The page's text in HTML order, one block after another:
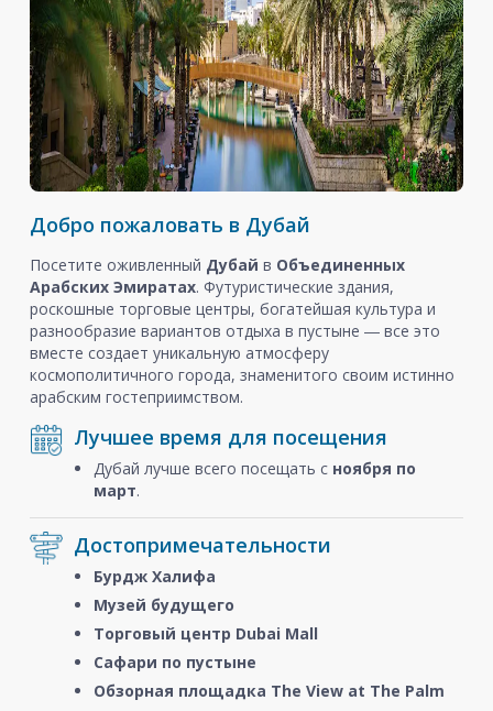
Добро пожаловать в Дубай
Посетите оживленный Дубай в Объединенных
Арабских Эмиратах. Футуристические здания,
роскошные торговые центры, богатейшая культура и
разнообразие вариантов отдыха в пустыне ― все это
вместе создает уникальную атмосферу
космополитичного города, знаменитого своим истинно
арабским гостеприимством.
Лучшее время для посещения
Дубай лучше всего посещать с ноября по
март.
Достопримечательности
Бурдж Халифа
Музей будущего
Торговый центр Dubai Mall
Сафари по пустыне
Обзорная площадка The View at The Palm